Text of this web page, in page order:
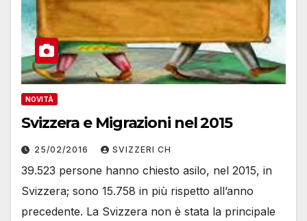
NOVITÀ
Svizzera e Migrazioni nel 2015
25/02/2016 SVIZZERI CH
39.523 persone hanno chiesto asilo, nel 2015, in
Svizzera; sono 15.758 in più rispetto all’anno
precedente. La Svizzera non è stata la principale